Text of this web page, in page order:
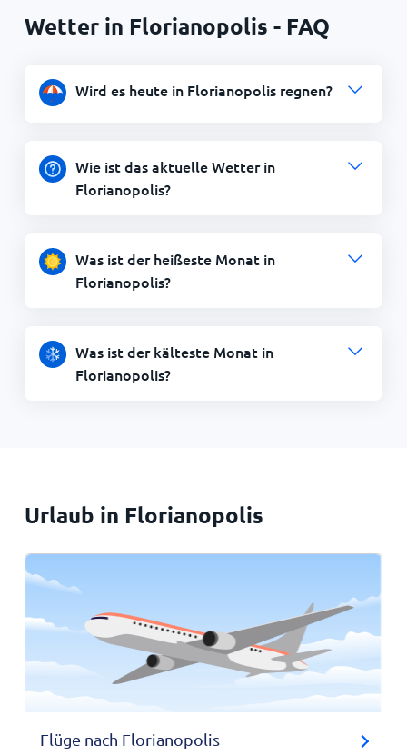
Wetter in Florianopolis - FAQ
Wird es heute in Florianopolis regnen?
Wie ist das aktuelle Wetter in
Florianopolis?
Was ist der heißeste Monat in
Florianopolis?
Was ist der kälteste Monat in
Florianopolis?
Urlaub in Florianopolis
Flüge nach Florianopolis